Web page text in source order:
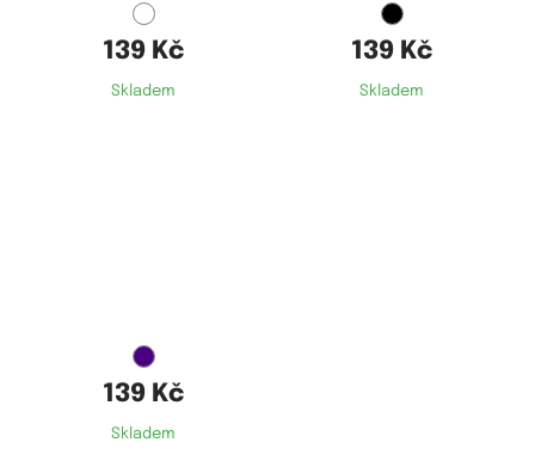
139 Kč
Skladem
139 Kč
Skladem
139 Kč
Skladem